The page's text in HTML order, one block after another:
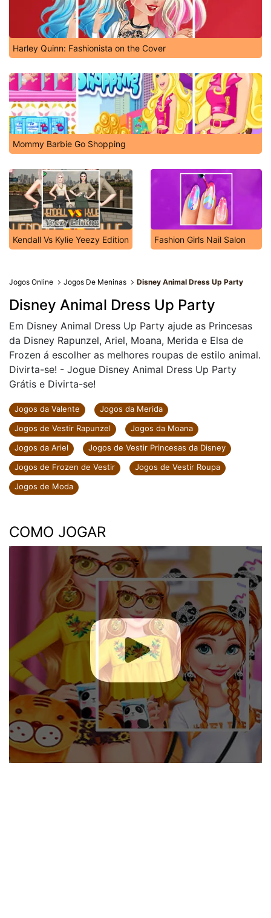
Harley Quinn: Fashionista on the Cover
Mommy Barbie Go Shopping
Kendall Vs Kylie Yeezy Edition Fashion Girls Nail Salon
Jogos Online Jogos De Meninas Disney Animal Dress Up Party
Disney Animal Dress Up Party
Em Disney Animal Dress Up Party ajude as Princesas
da Disney Rapunzel, Ariel, Moana, Merida e Elsa de
Frozen á escolher as melhores roupas de estilo animal.
Divirta-se! - Jogue Disney Animal Dress Up Party
Grátis e Divirta-se!
Jogos da Valente
Jogos da Merida
Jogos de Vestir Rapunzel
Jogos da Moana
Jogos da Ariel
Jogos de Vestir Princesas da Disney
Jogos de Frozen de Vestir
Jogos de Vestir Roupa
Jogos de Moda
COMO JOGAR